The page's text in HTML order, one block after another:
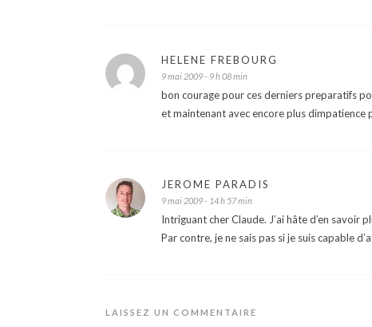
HELENE FREBOURG
9 mai 2009 - 9 h 08 min
bon courage pour ces derniers preparatifs
et maintenant avec encore plus dimpatience
JEROME PARADIS
9 mai 2009 - 14 h 57 min
Intriguant cher Claude. J’ai hâte d’en savoir
Par contre, je ne sais pas si je suis capable
LAISSEZ UN COMMENTAIRE